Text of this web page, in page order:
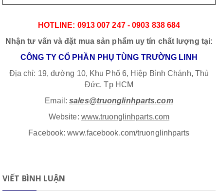
HOTLINE: 0913 007 247 - 0903 838 684
Nhận tư vấn và đặt mua sản phẩm uy tín chất lượng tại:
CÔNG TY CỔ PHẦN PHỤ TÙNG TRƯỜNG LINH
Địa chỉ: 19, đường 10, Khu Phố 6, Hiệp Bình Chánh, Thủ
Đức, Tp HCM
Email: sales@truonglinhparts.com
Website: www.truonglinhparts.com
Facebook: www.facebook.com/truonglinhparts
VIẾT BÌNH LUẬN